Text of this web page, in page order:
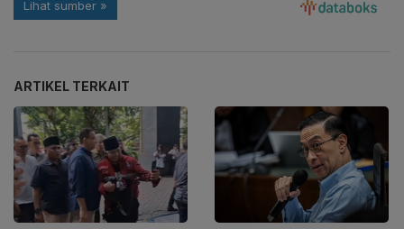
ARTIKEL TERKAIT